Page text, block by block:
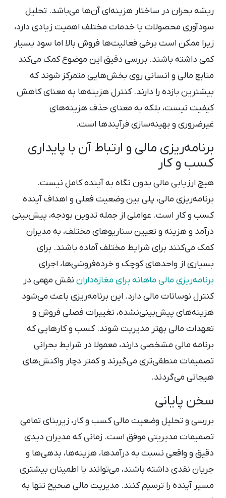
ریشه بحران در ساختار هزینه‌ای آن‌ها می‌باشد. تحلیل
سودآوری محصولات یا خدمات مختلف اهمیت زیادی دارد،
زیرا ممکن است برخی فعالیت‌ها فروش بالا اما سود بسیار
کمی داشته باشند. بررسی دقیق این موضوع کمک می‌کند
منابع مالی و انسانی روی بخش‌هایی متمرکز شوند که
بیشترین بازده را دارند. کنترل هزینه‌ها به معنای کاهش
کیفیت نیست، بلکه به معنای حذف هزینه‌های
غیرضروری و بهینه‌سازی فرآیندها است.
برنامه‌ریزی مالی و ارتباط آن با پایداری
کسب ‌و کار
هیچ ارزیابی مالی بدون نگاه به آینده کامل نیست.
برنامه‌ریزی مالی، پلی بین وضعیت فعلی و اهداف آینده
کسب ‌و کار است. عواملی از جمله تدوین بودجه، پیش‌بینی
درآمد و هزینه و تعیین سناریوهای مختلف، به مدیران
کمک می‌کنند برای شرایط مختلف آماده باشند. برای
بسیاری از واحدهای کوچک و خرده‌فروشی‌ها، اجرای
برنامه‌ریزی مالی ماهانه برای مغازه‌داران نقش مهمی در
کنترل نوسانات مالی دارد. این برنامه‌ریزی باعث می‌شود
هزینه‌های پیش‌بینی‌نشده، تغییرات فصلی فروش و
تعهدات مالی بهتر مدیریت شوند. کسب ‌و کارهایی که
برنامه مالی مشخصی دارند، معمولا در شرایط بحرانی
تصمیمات منطقی‌تری می‌گیرند و کمتر دچار واکنش‌های
هیجانی می‌گردند.
سخن پایانی
بررسی و تحلیل وضعیت مالی کسب ‌و کار، زیربنای تمامی
تصمیمات مدیریتی موفق است. زمانی که مدیران دیدی
دقیق و واقعی نسبت به درآمدها، هزینه‌ها، بدهی‌ها و
جریان نقدی داشته باشند، می‌توانند با اطمینان بیشتری
مسیر آینده را ترسیم کنند. مدیریت مالی صحیح تنها به